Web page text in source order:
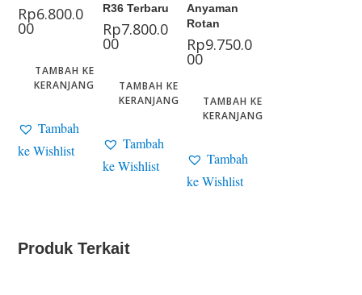
Rp6.800.0
00
TAMBAH KE
KERANJANG
Tambah
ke Wishlist
R36 Terbaru
Rp7.800.0
00
TAMBAH KE
KERANJANG
Tambah
ke Wishlist
Anyaman
Rotan
Rp9.750.0
00
TAMBAH KE
KERANJANG
Tambah
ke Wishlist
Produk Terkait